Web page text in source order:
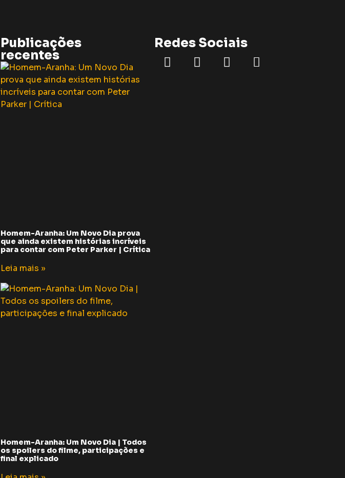
Publicações
recentes
Homem-Aranha: Um Novo Dia prova
que ainda existem histórias incríveis
para contar com Peter Parker | Crítica
Leia mais »
Homem-Aranha: Um Novo Dia | Todos
os spoilers do filme, participações e
final explicado
Redes Sociais